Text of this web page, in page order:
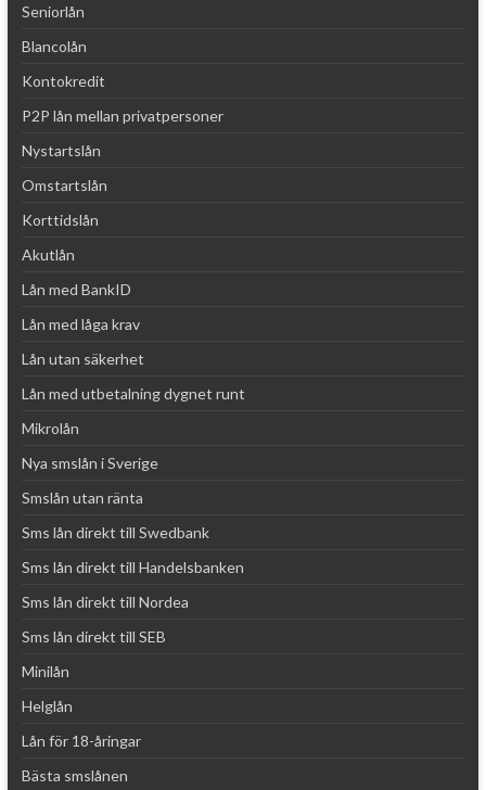
Seniorlån
Blancolån
Kontokredit
P2P lån mellan privatpersoner
Nystartslån
Omstartslån
Korttidslån
Akutlån
Lån med BankID
Lån med låga krav
Lån utan säkerhet
Lån med utbetalning dygnet runt
Mikrolån
Nya smslån i Sverige
Smslån utan ränta
Sms lån direkt till Swedbank
Sms lån direkt till Handelsbanken
Sms lån direkt till Nordea
Sms lån direkt till SEB
Minilån
Helglån
Lån för 18-åringar
Bästa smslånen